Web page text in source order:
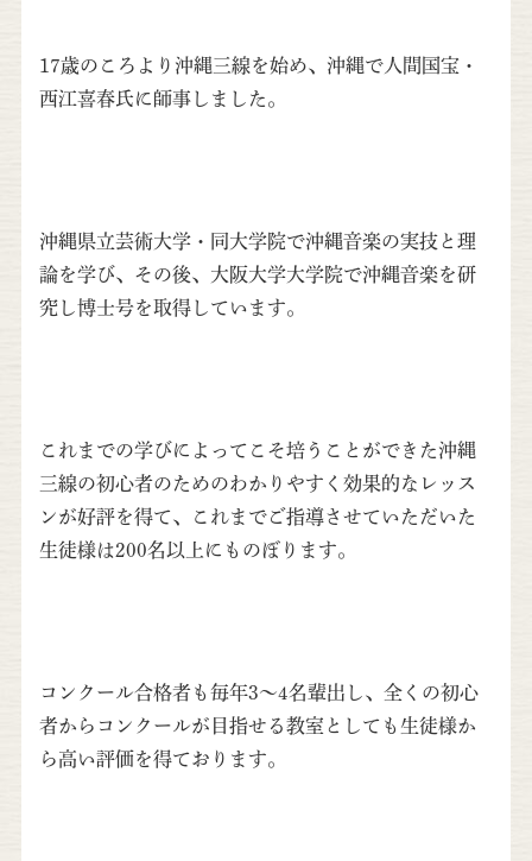
17歳のころより沖縄三線を始め、沖縄で人間国宝・
西江喜春氏に師事しました。
沖縄県立芸術大学・同大学院で沖縄音楽の実技と理
論を学び、その後、大阪大学大学院で沖縄音楽を研
究し博士号を取得しています。
これまでの学びによってこそ培うことができた沖縄
三線の初心者のためのわかりやすく効果的なレッス
ンが好評を得て、これまでご指導させていただいた
生徒様は200名以上にものぼります。
コンクール合格者も毎年3～4名輩出し、全くの初心
者からコンクールが目指せる教室としても生徒様か
ら高い評価を得ております。